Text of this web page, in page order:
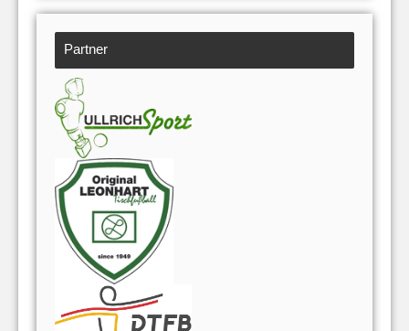
Partner